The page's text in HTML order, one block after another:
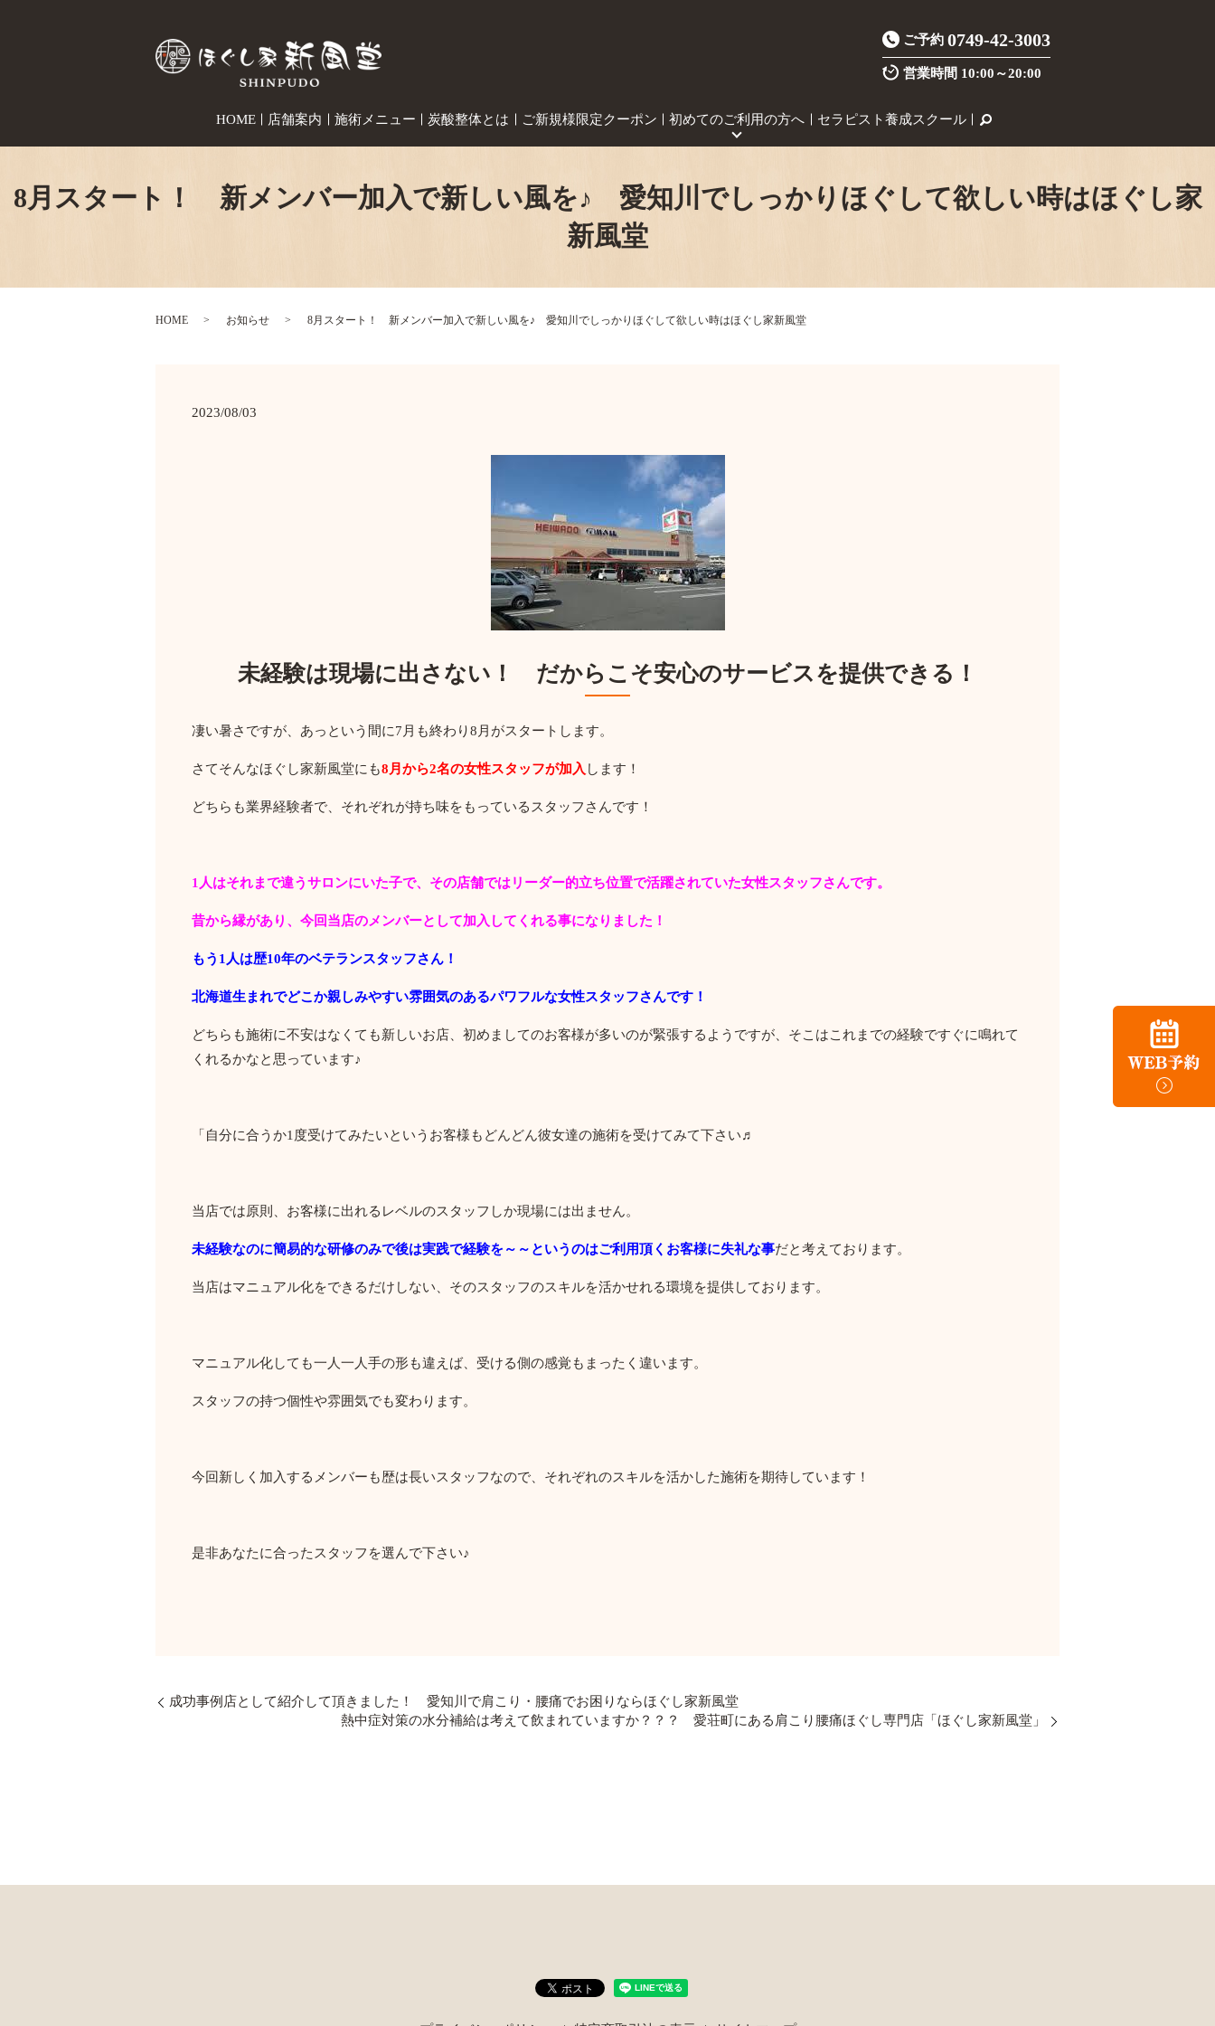
ご予約 0749-42-3003
営業時間 10:00～20:00
HOME 店舗案内 施術メニュー 炭酸整体とは ご新規様限定クーポン 初めてのご利用の方へ セラピスト養成スクール
8月スタート！ 新メンバー加入で新しい風を♪ 愛知川でしっかりほぐして欲しい時はほぐし家
新風堂
HOME お知らせ 8月スタート！ 新メンバー加入で新しい風を♪ 愛知川でしっかりほぐして欲しい時はほぐし家新風堂
2023/08/03
未経験は現場に出さない！ だからこそ安心のサービスを提供できる！
凄い暑さですが、あっという間に7月も終わり8月がスタートします。
さてそんなほぐし家新風堂にも8月から2名の女性スタッフが加入 します！
どちらも業界経験者で、それぞれが持ち味をもっているスタッフさんです！
1人はそれまで違うサロンにいた子で、その店舗ではリーダー的立ち位置で活躍されていた女性スタッフさんです。
昔から縁があり、今回当店のメンバーとして加入してくれる事になりました！
もう1人は歴10年のベテランスタッフさん！
北海道生まれでどこか親しみやすい雰囲気のあるパワフルな女性スタッフさんです！
どちらも施術に不安はなくても新しいお店、初めましてのお客様が多いのが緊張するようですが、そこはこれまでの経験ですぐに鳴れて
くれるかなと思っています♪
「自分に合うか1度受けてみたいというお客様もどんどん彼女達の施術を受けてみて下さい♬
当店では原則、お客様に出れるレベルのスタッフしか現場には出ません。
未経験なのに簡易的な研修のみで後は実践で経験を～～というのはご利用頂くお客様に失礼な事だと考えております。
当店はマニュアル化をできるだけしない、そのスタッフのスキルを活かせれる環境を提供しております。
マニュアル化しても一人一人手の形も違えば、受ける側の感覚もまったく違います。
スタッフの持つ個性や雰囲気でも変わります。
今回新しく加入するメンバーも歴は長いスタッフなので、それぞれのスキルを活かした施術を期待しています！
是非あなたに合ったスタッフを選んで下さい♪
成功事例店として紹介して頂きました！ 愛知川で肩こり・腰痛でお困りならほぐし家新風堂
熱中症対策の水分補給は考えて飲まれていますか？？？ 愛荘町にある肩こり腰痛ほぐし専門店「ほぐし家新風堂」